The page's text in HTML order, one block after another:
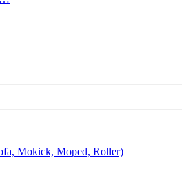
Mokick, Moped, Roller)